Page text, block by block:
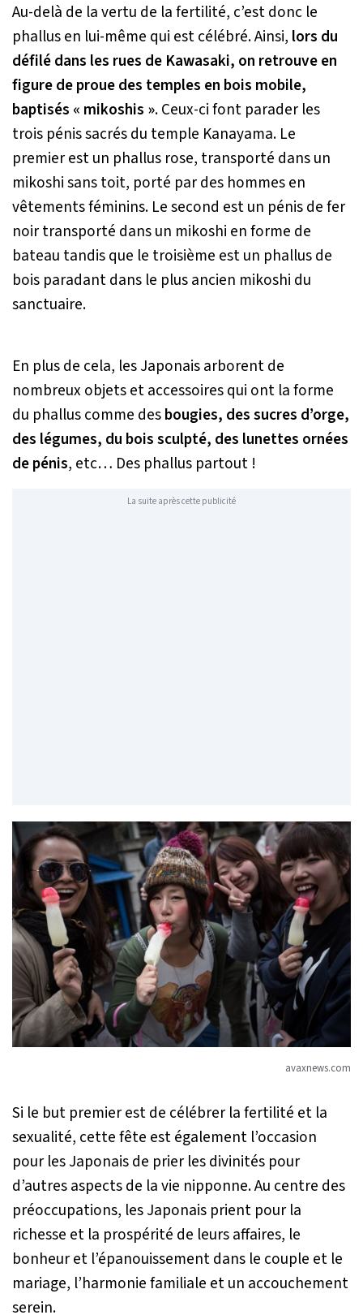
Au-delà de la vertu de la fertilité, c’est donc le
phallus en lui-même qui est célébré. Ainsi, lors du
défilé dans les rues de Kawasaki, on retrouve en
figure de proue des temples en bois mobile,
baptisés « mikoshis ». Ceux-ci font parader les
trois pénis sacrés du temple Kanayama. Le
premier est un phallus rose, transporté dans un
mikoshi sans toit, porté par des hommes en
vêtements féminins. Le second est un pénis de fer
noir transporté dans un mikoshi en forme de
bateau tandis que le troisième est un phallus de
bois paradant dans le plus ancien mikoshi du
sanctuaire.
En plus de cela, les Japonais arborent de
nombreux objets et accessoires qui ont la forme
du phallus comme desbougies, des sucres d’orge,
des légumes, du bois sculpté, des lunettes ornées
de pénis, etc… Des phallus partout !
La suite après cette publicité
avaxnews.com
Si le but premier est de célébrer la fertilité et la
sexualité, cette fête est également l’occasion
pour les Japonais de prier les divinités pour
d’autres aspects de la vie nipponne. Au centre des
préoccupations, les Japonais prient pour la
richesse et la prospérité de leurs affaires, le
bonheur et l’épanouissement dans le couple et le
mariage, l’harmonie familiale et un accouchement
serein.